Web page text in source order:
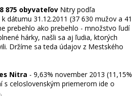
875 obyvateľov Nitry podľa
dátumu 31.12.2011 (37 630 mužov a 41
prebehlo ako prebehlo - množstvo ľudí
hárky, našli sa aj ľudia, ktorých
Držíme sa teda údajov z Mestského
Nitra - 9,63% november 2013 (11,15%
s celoslovenským priemerom ide o